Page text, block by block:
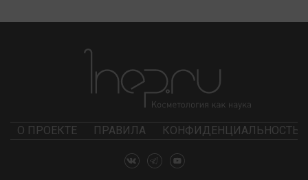
О ПРОЕКТЕ ПРАВИЛА КОНФИДЕНЦИАЛЬНОСТЬ